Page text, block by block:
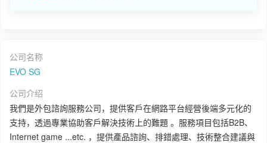
公司名称
EVO SG
公司介绍
我們是外包諮詢服務公司，提供客戶在網路平台經營後端多元化的
支持，透過專業協助客戶解決技術上的難題 。服務項目包括B2B、
Internet game ...etc. ，提供產品諮詢、排錯處理、技術整合建議與